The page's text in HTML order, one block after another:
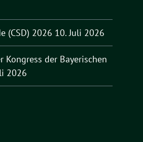
(CSD) 2026 10. Juli 2026
Kongress der Bayerischen
2026